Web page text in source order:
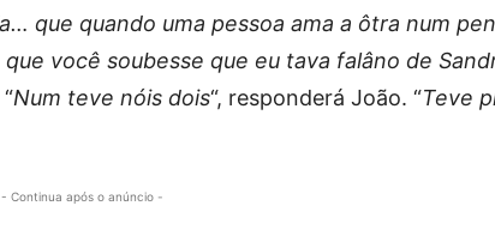
que quando uma pessoa ama a ôtra num
você soubesse que eu tava falâno de
Num teve nóis dois“, responderá João. “Teve
- Continua após o anúncio -